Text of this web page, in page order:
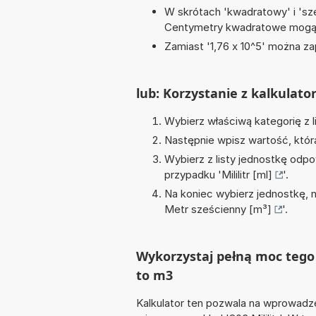
W skrótach 'kwadratowy' i
Centymetry kwadratowe
Zamiast '1,76 x 10^5' można
lub: Korzystanie z
Wybierz właściwą kategorię
Następnie wpisz wartość,
Wybierz z listy jednostkę
przypadku 'Mililitr [ml]
'.
Na koniec wybierz jednostkę,
Metr sześcienny [m³]
'.
Wykorzystaj pełną moc
to m3
Kalkulator ten pozwala na